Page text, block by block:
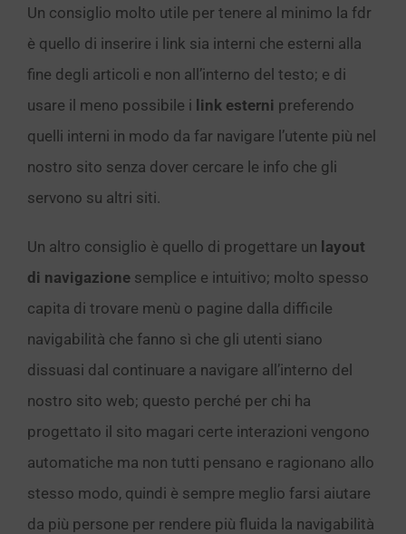
Un consiglio molto utile per tenere al minimo la fdr
è quello di inserire i link sia interni che esterni alla
fine degli articoli e non all’interno del testo; e di
usare il meno possibile i link esterni preferendo
quelli interni in modo da far navigare l’utente più nel
nostro sito senza dover cercare le info che gli
servono su altri siti.
Un altro consiglio è quello di progettare un layout
di navigazione semplice e intuitivo; molto spesso
capita di trovare menù o pagine dalla difficile
navigabilità che fanno sì che gli utenti siano
dissuasi dal continuare a navigare all’interno del
nostro sito web; questo perché per chi ha
progettato il sito magari certe interazioni vengono
automatiche ma non tutti pensano e ragionano allo
stesso modo, quindi è sempre meglio farsi aiutare
da più persone per rendere più fluida la navigabilità